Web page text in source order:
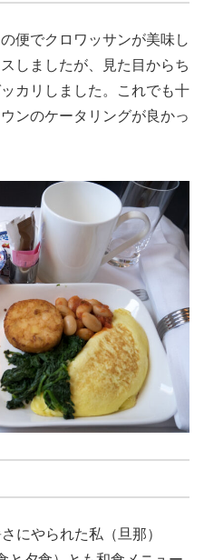
便でクロワッサンが美味し
しましたが、見た目からち
カリしました。これでも十
ンのケータリングが良かっ
にやられた私（旦那）